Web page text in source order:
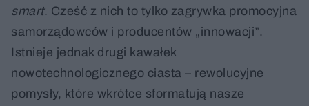
smart. Cześć z nich to tylko zagrywka promocyjna
samorządowców i producentów „innowacji”.
Istnieje jednak drugi kawałek
nowotechnologicznego ciasta – rewolucyjne
pomysły, które wkrótce sformatują nasze